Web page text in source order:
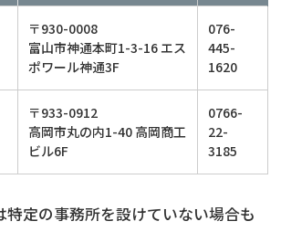
〒930-0008
富山市神通本町1-3-16 エス
ポワール神通3F
076-
445-
1620
〒933-0912
高岡市丸の内1-40 高岡商工
ビル6F
0766-
22-
3185
定の事務所を設けていない場合も